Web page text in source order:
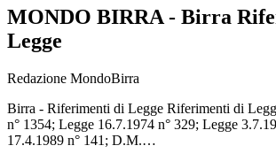
MONDO BIRRA - Birra
Legge
Redazione MondoBirra
Birra - Riferimenti di Legge Riferimenti di
n° 1354; Legge 16.7.1974 n° 329; Legge
17.4.1989 n° 141; D.M.…